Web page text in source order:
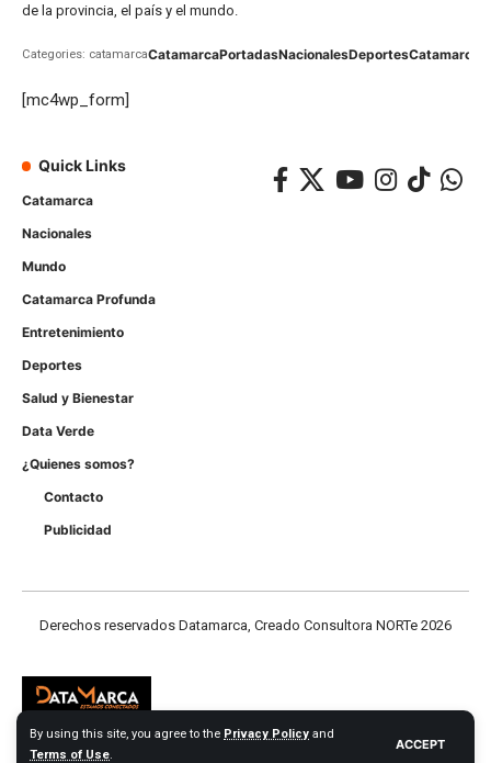
By using this site, you agree to the Privacy Policy and
Terms of Use.
ACCEPT
de la provincia, el país y el mundo.
Categories: catamarcaCatamarcaPortadasNacionalesDeportesCatamarca
[mc4wp_form]
Quick Links
Catamarca
Nacionales
Mundo
Catamarca Profunda
Entretenimiento
Deportes
Salud y Bienestar
Data Verde
¿Quienes somos?
Contacto
Publicidad
Derechos reservados Datamarca, Creado Consultora NORTe 2026